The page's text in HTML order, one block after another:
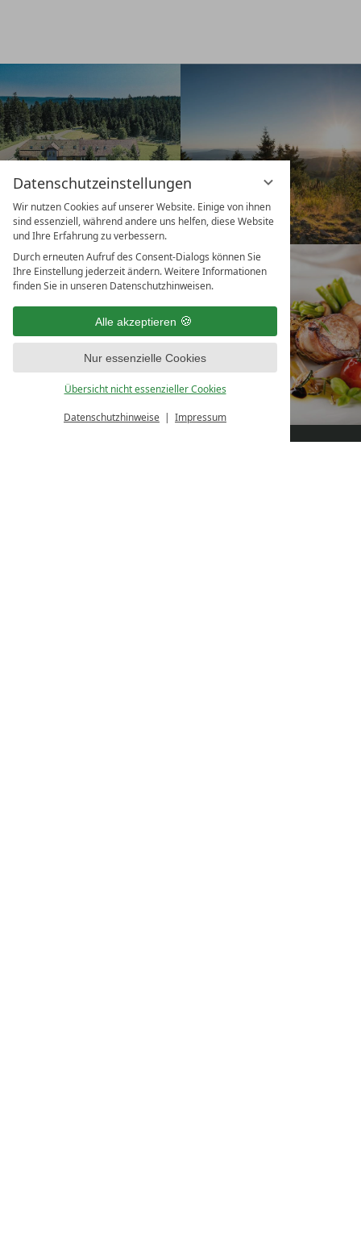
Datenschutzeinstellungen
Wir nutzen Cookies auf unserer Website. Einige von ihnen
sind essenziell, während andere uns helfen, diese Website
und Ihre Erfahrung zu verbessern.
Durch erneuten Aufruf des Consent-Dialogs können Sie
Ihre Einstellung jederzeit ändern. Weitere Informationen
finden Sie in unseren Datenschutzhinweisen.
Alle akzeptieren
Nur essenzielle Cookies
Übersicht nicht essenzieller Cookies
Datenschutzhinweise Impressum
BUCHEN GUTSCHEIN